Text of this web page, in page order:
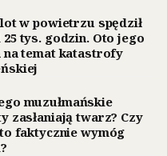
w powietrzu spędził
25 tys. godzin. Oto jego
na temat katastrofy
muzułmańskie
zasłaniają twarz? Czy
faktycznie wymóg